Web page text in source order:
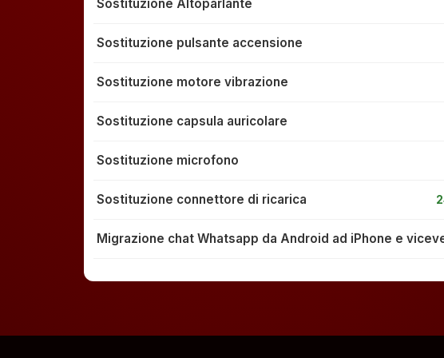
Sostituzione Altoparlante
Sostituzione pulsante accensione
Sostituzione motore vibrazione
Sostituzione capsula auricolare
Sostituzione microfono
Sostituzione connettore di ricarica
Migrazione chat Whatsapp da Android ad iPhone e